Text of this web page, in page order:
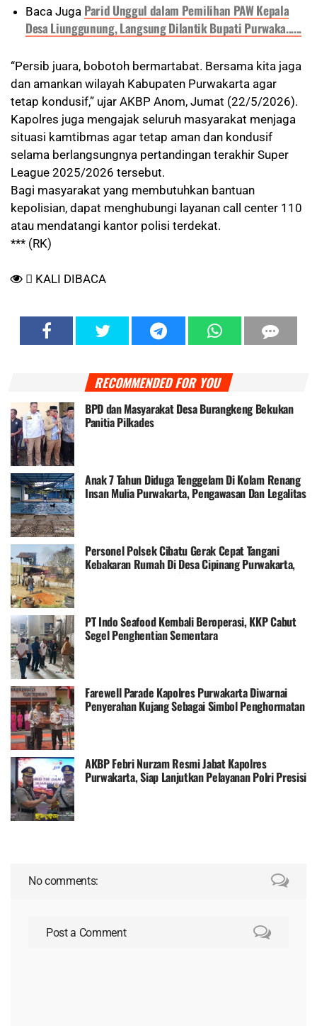
Baca Juga Parid Unggul dalam Pemilihan PAW Kepala
Desa Liunggunung, LangsungDilantik Bupati Purwaka......
“Persib juara, bobotoh bermartabat. Bersama kita jaga
dan amankan wilayah Kabupaten Purwakarta agar
tetap kondusif,” ujar AKBP Anom, Jumat (22/5/2026).
Kapolres juga mengajak seluruh masyarakat menjaga
situasi kamtibmas agar tetap aman dan kondusif
selama berlangsungnya pertandingan terakhir Super
League 2025/2026 tersebut.
Bagi masyarakat yang membutuhkan bantuan
kepolisian, dapat menghubungi layanan call center 110
atau mendatangi kantor polisi terdekat.
*** (RK)
KALI DIBACA
RECOMMENDED FOR YOU
BPD dan Masyarakat Desa Burangkeng Bekukan
Panitia Pilkades
Anak 7 Tahun Diduga Tenggelam Di Kolam Renang
Insan Mulia Purwakarta, Pengawasan Dan Legalitas
Operasional Disorot
Personel Polsek Cibatu Gerak Cepat Tangani
Kebakaran Rumah Di Desa Cipinang Purwakarta,
Kerugian Ditaksir Rp300 Juta
PT Indo Seafood Kembali Beroperasi, KKP Cabut
Segel Penghentian Sementara
Farewell Parade Kapolres Purwakarta Diwarnai
Penyerahan Kujang Sebagai Simbol Penghormatan
AKBP Febri Nurzam Resmi Jabat Kapolres
Purwakarta, Siap Lanjutkan Pelayanan Polri Presisi
No comments:
Post a Comment